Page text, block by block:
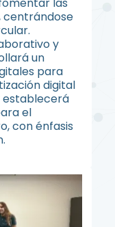
centrándose
y
un
para
digital
establecerá
el
con énfasis